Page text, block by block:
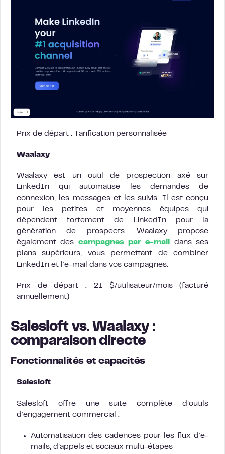
Prix de départ : Tarification personnalisée
Waalaxy
Waalaxy est un outil de prospection axé sur
LinkedIn qui automatise les demandes de
connexion, les messages et les suivis. Il est conçu
pour les petites et moyennes équipes qui
dépendent fortement de LinkedIn pour la
génération de prospects. Waalaxy propose
également des campagnes par e-mail
dans ses
plans supérieurs, vous permettant de combiner
LinkedIn et l’e-mail dans vos campagnes.
Prix de départ : 21 $/utilisateur/mois (facturé
annuellement)
Salesloft vs. Waalaxy :
comparaison directe
Fonctionnalités et capacités
Salesloft
Salesloft offre une suite complète d’outils
d’engagement commercial :
Automatisation des cadences pour les flux d’e-
mails, d’appels et sociaux multi-étapes